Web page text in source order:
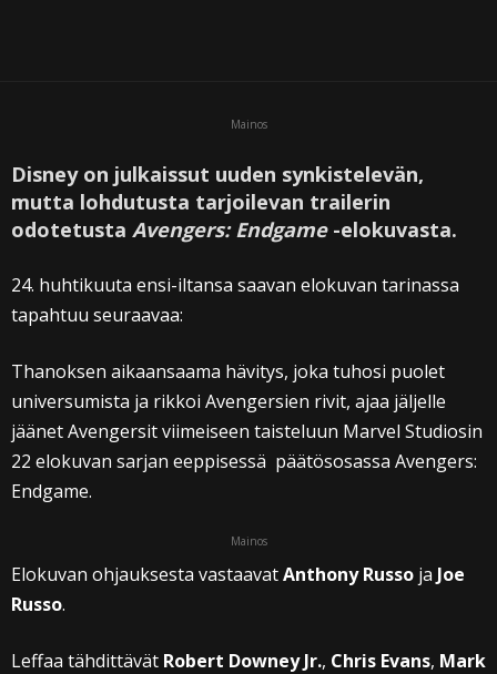
Mainos
Disney on julkaissut uuden synkistelevän,
mutta lohdutusta tarjoilevan trailerin
odotetusta Avengers: Endgame-elokuvasta.
24. huhtikuuta ensi-iltansa saavan elokuvan tarinassa
tapahtuu seuraavaa:
Thanoksen aikaansaama hävitys, joka tuhosi puolet
universumista ja rikkoi Avengersien rivit, ajaa jäljelle
jäänet Avengersit viimeiseen taisteluun Marvel Studiosin
22 elokuvan sarjan eeppisessä päätösosassa Avengers:
Endgame.
Mainos
Elokuvan ohjauksesta vastaavatAnthony Russo ja Joe
Russo.
Leffaa tähdittävät Robert Downey Jr., Chris Evans, Mark